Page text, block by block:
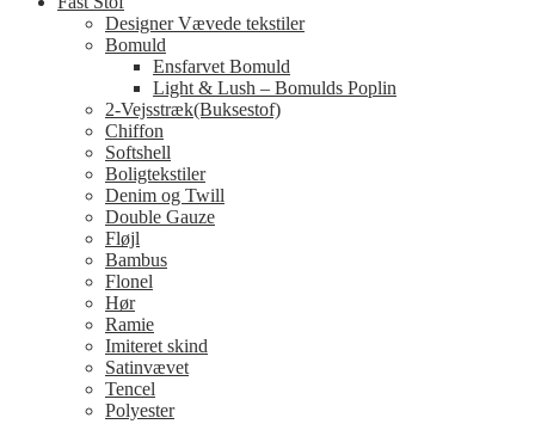
Designer Vævede tekstiler
Bomuld
Ensfarvet Bomuld
Light & Lush – Bomulds Poplin
2-Vejsstræk(Buksestof)
Chiffon
Softshell
Boligtekstiler
Denim og Twill
Double Gauze
Fløjl
Bambus
Flonel
Hør
Ramie
Imiteret skind
Satinvævet
Tencel
Polyester